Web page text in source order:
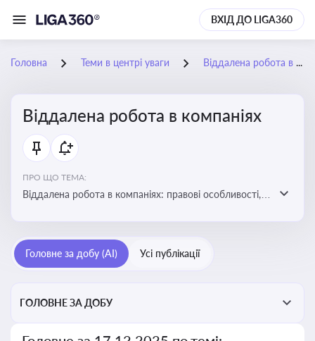
ВХІД ДО LIGA360
Головна Теми в центрі уваги Віддалена робота в компаніях
Віддалена робота в компаніях
ПРО ЩО ТЕМА:
Віддалена робота в компаніях: правові особливості,
Головне за добу (AI) Усі публікації
ГОЛОВНЕ ЗА ДОБУ